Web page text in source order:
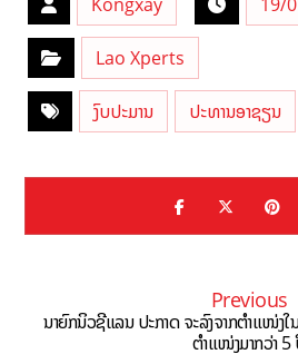
Lao Xperts
ງົບປະມານ ປະທານອາຊຽນ
Previous
ນາຍົກນິວຊີແລນ ປະກາດ ຈະລົງຈາກຕຳແໜ່ງໃ
ຕຳແໜ່ງມາກວ່າ 5